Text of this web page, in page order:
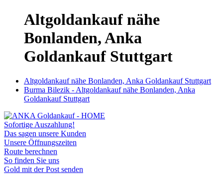
Altgoldankauf nähe
Bonlanden, Anka
Goldankauf Stuttgart
Altgoldankauf nähe Bonlanden, Anka Goldankauf Stuttgart
Burma Bilezik - Altgoldankauf nähe Bonlanden, Anka
Goldankauf Stuttgart
Sofortige Auszahlung!
Das sagen unsere Kunden
Unsere Öffnungszeiten
Route berechnen
So finden Sie uns
Gold mit der Post senden